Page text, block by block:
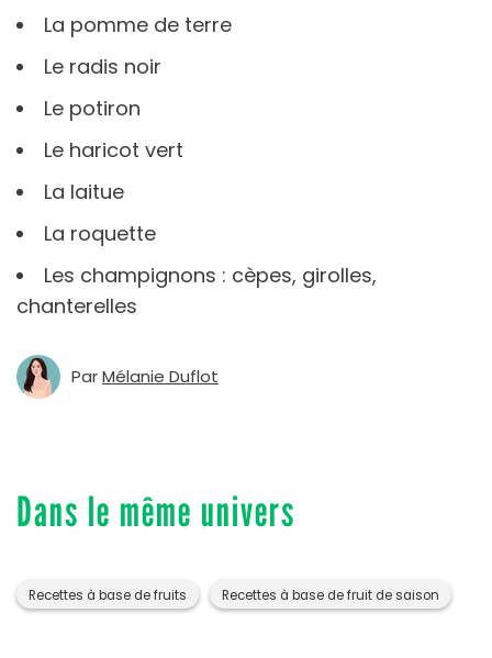
La pomme de terre
Le radis noir
Le potiron
Le haricot vert
La laitue
La roquette
Les champignons : cèpes, girolles,
chanterelles
ParMélanie Duflot
Dans le même univers
Recettes à base de fruits Recettes à base de fruit de saison